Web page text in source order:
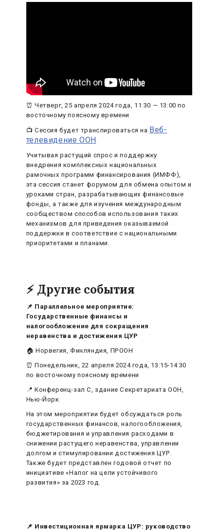
⏰ Четверг, 25 апреля 2024 года, 11:30 — 13:00 по
восточному поясному времени
📺 Сессия будет транслироваться на Веб-
телевидение ООН
Учитывая растущий спрос и поддержку
внедрения комплексных национальных
рамочных программ финансирования (ИМФФ),
эта сессия станет форумом для обмена опытом и
уроками стран, разрабатывающих финансовые
фонды, а также для изучения международным
сообществом способов использования таких
механизмов для приведения оказываемой
поддержки в соответствие с национальными
приоритетами и планами.
⚡ Другие события
📌 Параллельное мероприятие:
Государственные финансы и
налогообложение для сокращения
неравенства и достижения ЦУР
🏠 Норвегия, Финляндия, ПРООН
⏰ Понедельник, 22 апреля 2024 года, 13:15-14:30
по восточному поясному времени
📍 Конференц-зал C, здание Секретариата ООН,
Нью-Йорк
На этом мероприятии будет обсуждаться роль
государственных финансов, налогообложения,
бюджетирования и управления расходами в
снижении растущего неравенства, управлении
долгом и стимулировании достижения ЦУР.
Также будет представлен годовой отчет по
инициативе «Налог на цели устойчивого
развития» за 2023 год.
📌 Инвестиционная ярмарка ЦУР: руководство